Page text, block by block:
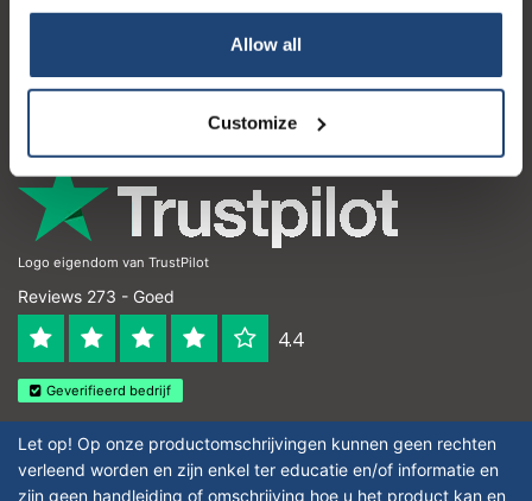
Allow all
Customize
Contactgegevens
Logo eigendom van TrustPilot
Reviews 273 - Goed
4.4
Geverifieerd bedrijf
Let op! Op onze productomschrijvingen kunnen geen rechten
verleend worden en zijn enkel ter educatie en/of informatie en
zijn geen handleiding of omschrijving hoe u het product kan en